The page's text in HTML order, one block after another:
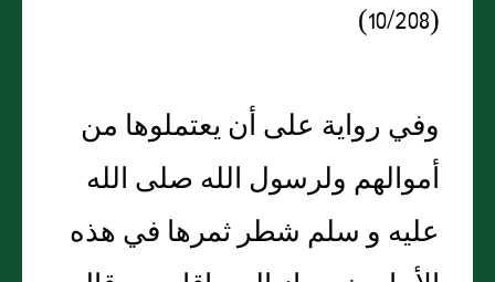
(10/208)
وفي رواية على أن يعتملوها من
أموالهم ولرسول الله صلى الله
عليه و سلم شطر ثمرها في هذه